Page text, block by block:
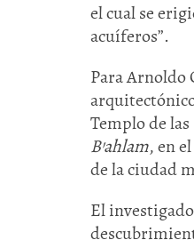
el cual se
acuíferos”.
Para Arnoldo
Templo de
B’ahlam, en
de la ciudad
El